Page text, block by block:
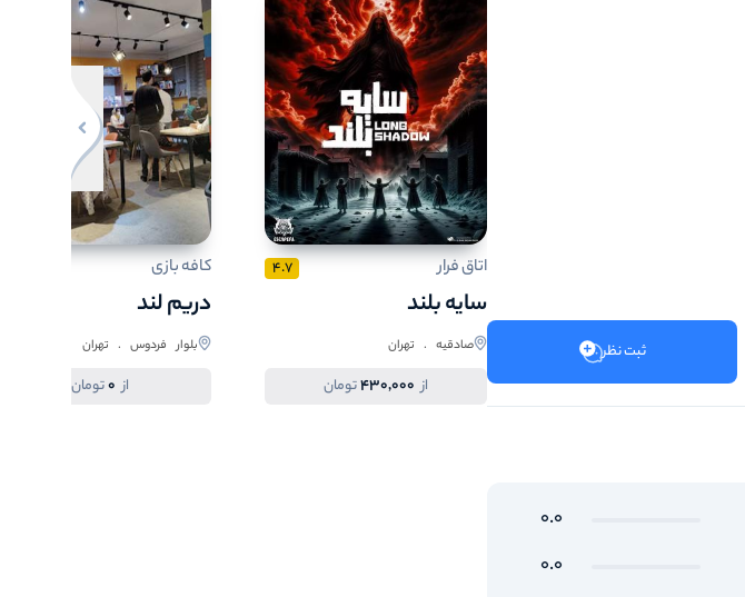
ثبت نظر
0.0
0.0
امروز تکمیله
مدت زمان سانس 120
میزان سختی 2
4
ظرفیت هر سانس 5
12نفر
اتاق فرار 4.7
سایه بلند
صادقیه . تهران
از 430,000تومان
مدت زمان سانس
مناسب سن
ظرفیت هر سانس
کافه بازی
دریم لند
بلوار فردوس . تهران
از 0تومان